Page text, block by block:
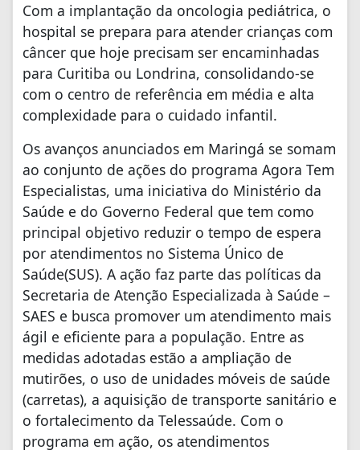
Com a implantação da oncologia pediátrica, o
hospital se prepara para atender crianças com
câncer que hoje precisam ser encaminhadas
para Curitiba ou Londrina, consolidando-se
com o centro de referência em média e alta
complexidade para o cuidado infantil.
Os avanços anunciados em Maringá se somam
ao conjunto de ações do programa Agora Tem
Especialistas, uma iniciativa do Ministério da
Saúde e do Governo Federal que tem como
principal objetivo reduzir o tempo de espera
por atendimentos no Sistema Único de
Saúde(SUS). A ação faz parte das políticas da
Secretaria de Atenção Especializada à Saúde –
SAES e busca promover um atendimento mais
ágil e eficiente para a população. Entre as
medidas adotadas estão a ampliação de
mutirões, o uso de unidades móveis de saúde
(carretas), a aquisição de transporte sanitário e
o fortalecimento da Telessaúde. Com o
programa em ação, os atendimentos